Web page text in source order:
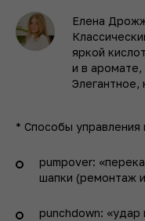
Елена
яркой
и в
Элегантное,
* Способы
pumpover:
шапки (ремонтаж
punchdown: «удар